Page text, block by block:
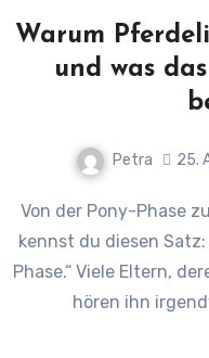
Warum
und was
Petra 25.
Von der Pony-Phase zur Lebensleidenschaft Vielleicht
kennst du diesen
Phase.“ Viele Eltern,
hören ihn